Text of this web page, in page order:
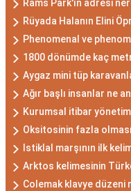
Rams Park'ın adresi
Rüyada Halanın Elini
Phenomenal ve
1800 dönümde kaç
Aygaz mini tüp
Ağır başlı insanlar ne
Kurumsal itibar yönetimi
Oksitosinin fazla
Istiklal marşının ilk
Arktos kelimesinin
Colemak klavye